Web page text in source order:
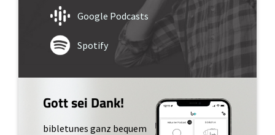
Google Podcasts
Spotify
Gott sei Dank!
bibletunes ganz bequem